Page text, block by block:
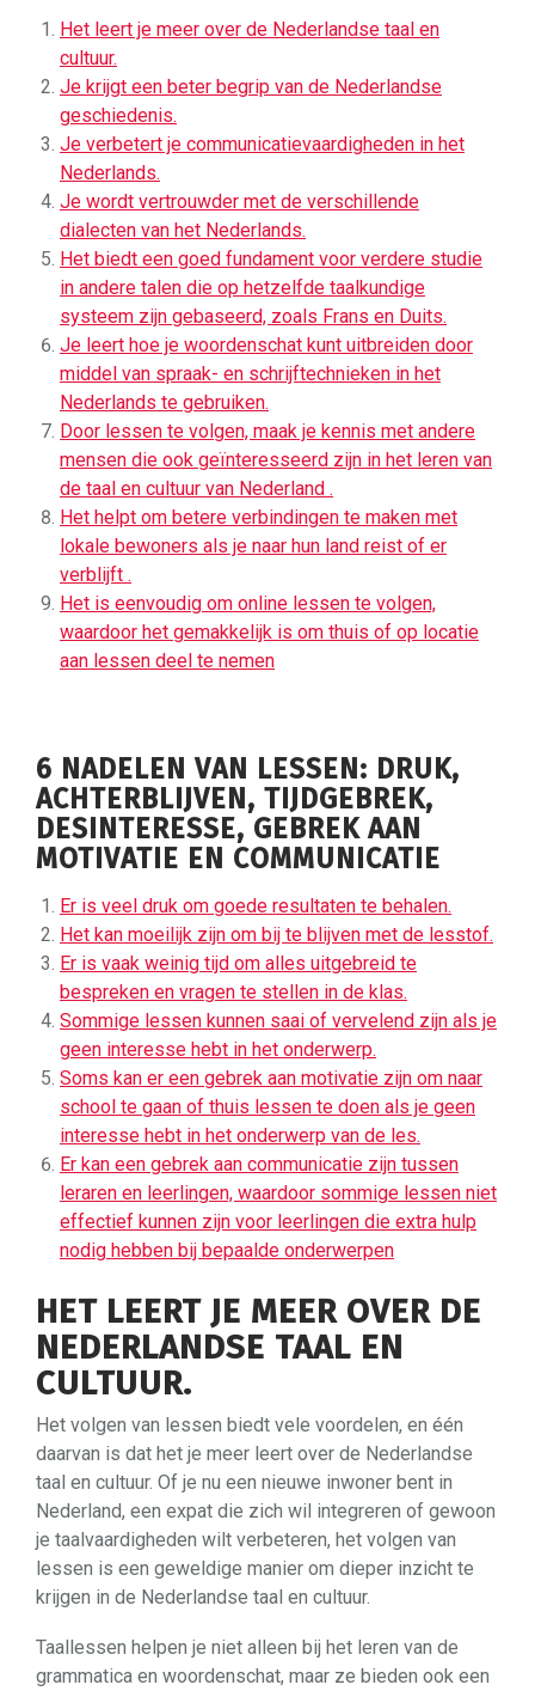
Het leert je meer over de Nederlandse taal en
cultuur.
Je krijgt een beter begrip van de Nederlandse
geschiedenis.
Je verbetert je communicatievaardigheden in het
Nederlands.
Je wordt vertrouwder met de verschillende
dialecten van het Nederlands.
Het biedt een goed fundament voor verdere studie
in andere talen die op hetzelfde taalkundige
systeem zijn gebaseerd, zoals Frans en Duits.
Je leert hoe je woordenschat kunt uitbreiden door
middel van spraak- en schrijftechnieken in het
Nederlands te gebruiken.
Door lessen te volgen, maak je kennis met andere
mensen die ook geïnteresseerd zijn in het leren van
de taal en cultuur van Nederland .
Het helpt om betere verbindingen te maken met
lokale bewoners als je naar hun land reist of er
verblijft .
Het is eenvoudig om online lessen te volgen,
waardoor het gemakkelijk is om thuis of op locatie
aan lessen deel te nemen
6 NADELEN VAN LESSEN: DRUK,
ACHTERBLIJVEN, TIJDGEBREK,
DESINTERESSE, GEBREK AAN
MOTIVATIE EN COMMUNICATIE
Er is veel druk om goede resultaten te behalen.
Het kan moeilijk zijn om bij te blijven met de lesstof.
Er is vaak weinig tijd om alles uitgebreid te
bespreken en vragen te stellen in de klas.
Sommige lessen kunnen saai of vervelend zijn als je
geen interesse hebt in het onderwerp.
Soms kan er een gebrek aan motivatie zijn om naar
school te gaan of thuis lessen te doen als je geen
interesse hebt in het onderwerp van de les.
Er kan een gebrek aan communicatie zijn tussen
leraren en leerlingen, waardoor sommige lessen niet
effectief kunnen zijn voor leerlingen die extra hulp
nodig hebben bij bepaalde onderwerpen
HET LEERT JE MEER OVER DE
NEDERLANDSE TAAL EN
CULTUUR.
Het volgen van lessen biedt vele voordelen, en één
daarvan is dat het je meer leert over de Nederlandse
taal en cultuur. Of je nu een nieuwe inwoner bent in
Nederland, een expat die zich wil integreren of gewoon
je taalvaardigheden wilt verbeteren, het volgen van
lessen is een geweldige manier om dieper inzicht te
krijgen in de Nederlandse taal en cultuur.
Taallessen helpen je niet alleen bij het leren van de
grammatica en woordenschat, maar ze bieden ook een